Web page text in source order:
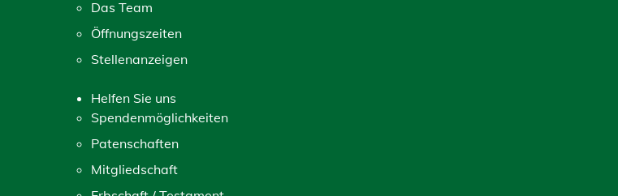
Das Team
Öffnungszeiten
Stellenanzeigen
Helfen Sie uns
Spendenmöglichkeiten
Patenschaften
Mitgliedschaft